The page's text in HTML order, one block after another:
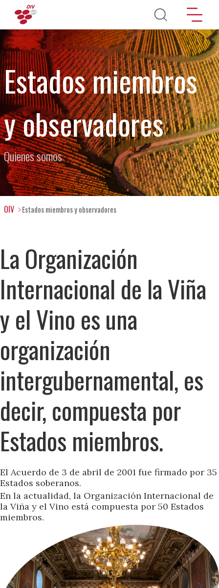
Pasar al contenido principal
Estados miembros
y observadores
Quienes somos
OIV Estados miembros y observadores
La Organización
Internacional de la Viña
y el Vino es una
organización
intergubernamental, es
decir, compuesta por
Estados miembros.
El Acuerdo de 3 de abril de 2001 fue firmado por 35
Estados soberanos.
En la actualidad, la Organización Internacional de
la Viña y el Vino está compuesta por 50 Estados
miembros.